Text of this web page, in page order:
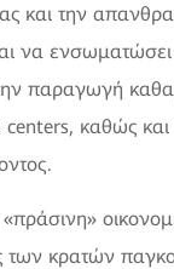
και την
να ενσωματώσει
παραγωγή
καθώς
κρατών